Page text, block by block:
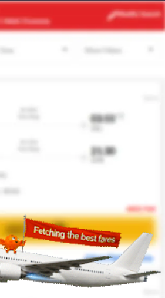
| 1 Adult| Economy
Modify
Search